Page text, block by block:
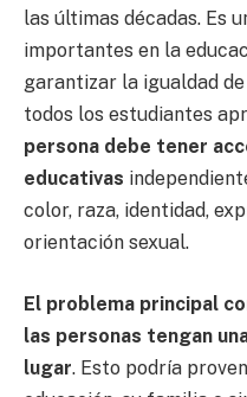
las últimas décadas. Es
importantes en la
garantizar la igualdad
todos los estudiantes
persona debe tener
educativas
color, raza, identidad,
orientación sexual.
El problema principal
las personas tengan
lugar. Esto podría